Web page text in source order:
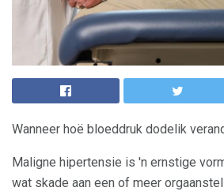
Wanneer hoë bloeddruk dodelik
Maligne hipertensie is 'n ernstige
wat skade aan een of meer